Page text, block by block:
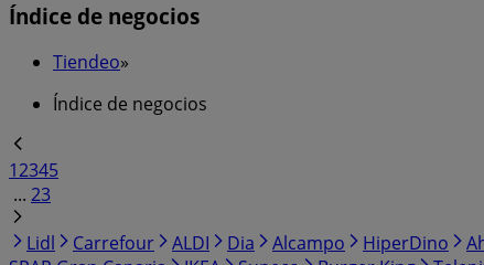
Índice de negocios
Tiendeo»
Índice de negocios
12345
... 23
Lidl
Carrefour ALDI Dia Alcampo HiperDino